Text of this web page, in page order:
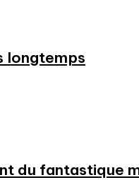
longtemps
du fantastique